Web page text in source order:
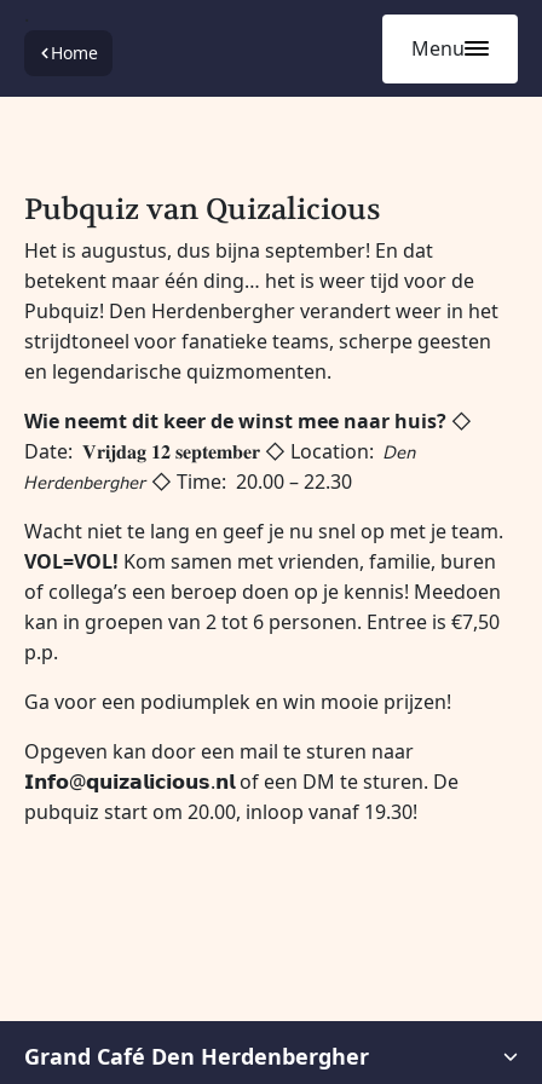
Menu
Home
Pubquiz van Quizalicious
Het is augustus, dus bijna september! En dat
betekent maar één ding… het is weer tijd voor de
Pubquiz! Den Herdenbergher verandert weer in het
strijdtoneel voor fanatieke teams, scherpe geesten
en legendarische quizmomenten.
Wie neemt dit keer de winst mee naar huis? ◇
Date: 𝐕𝐫𝐢𝐣𝐝𝐚𝐠 𝟏𝟐 𝐬𝐞𝐩𝐭𝐞𝐦𝐛𝐞𝐫 ◇ Location: 𝘋𝘦𝘯
𝘏𝘦𝘳𝘥𝘦𝘯𝘣𝘦𝘳𝘨𝘩𝘦𝘳◇ Time: 20.00 – 22.30
Wacht niet te lang en geef je nu snel op met je team.
VOL=VOL! Kom samen met vrienden, familie, buren
of collega’s een beroep doen op je kennis! Meedoen
kan in groepen van 2 tot 6 personen. Entree is €7,50
p.p.
Ga voor een podiumplek en win mooie prijzen!
Opgeven kan door een mail te sturen naar
𝗜𝗻𝗳𝗼@𝗾𝘂𝗶𝘇𝗮𝗹𝗶𝗰𝗶𝗼𝘂𝘀.𝗻𝗹 of een DM te sturen. De
pubquiz start om 20.00, inloop vanaf 19.30!
Grand Café Den Herdenbergher